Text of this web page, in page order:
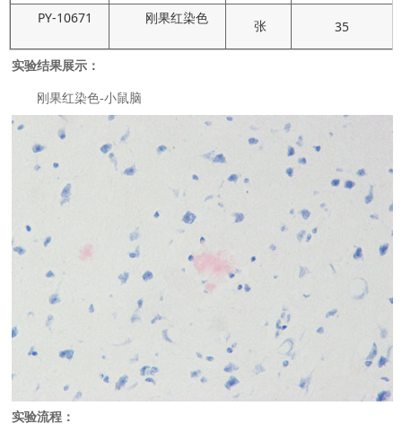
PY-10671 刚果红染色 张 35
实验结果展示：
刚果红染色-小鼠脑
实验流程：